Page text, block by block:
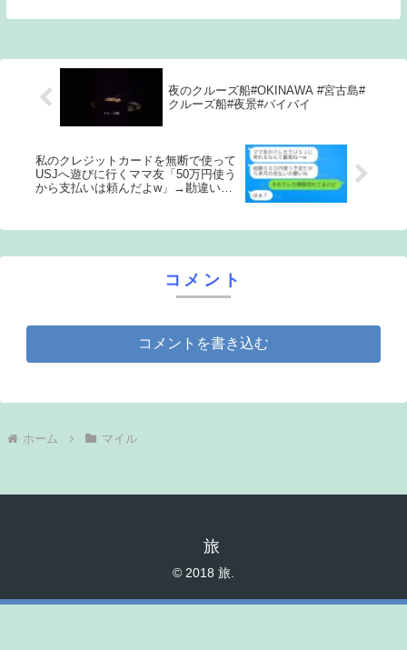
トリート駅から始まり、美しい山岳、広大
夜のクルーズ船#OKINAWA #宮古島#
クルーズ船#夜景#バイバイ
私のクレジットカードを無断で使って
USJへ遊びに行くママ友「50万円使う
から支払いは頼んだよw」→勘違いし
コメント
コメントを書き込む
ホーム マイル
旅
© 2018 旅.